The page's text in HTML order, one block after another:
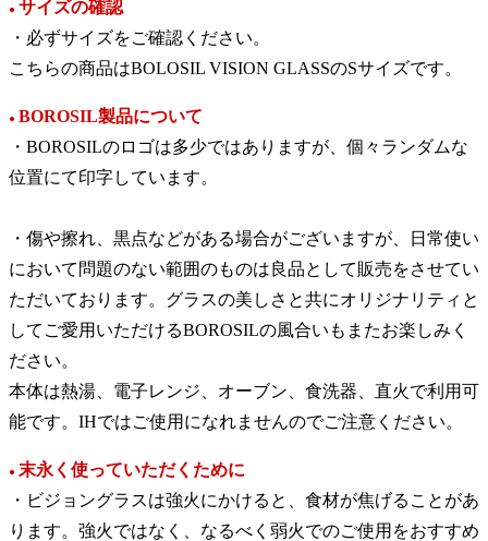
● サイズの確認
・必ずサイズをご確認ください。
こちらの商品はBOLOSIL VISION GLASSのSサイズです。
● BOROSIL製品について
・BOROSILのロゴは多少ではありますが、個々ランダムな
位置にて印字しています。
・傷や擦れ、黒点などがある場合がございますが、日常使い
において問題のない範囲のものは良品として販売をさせてい
ただいております。グラスの美しさと共にオリジナリティと
してご愛用いただけるBOROSILの風合いもまたお楽しみく
ださい。
本体は熱湯、電子レンジ、オーブン、食洗器、直火で利用可
能です。IHではご使用になれませんのでご注意ください。
● 末永く使っていただくために
・ビジョングラスは強火にかけると、食材が焦げることがあ
ります。強火ではなく、なるべく弱火でのご使用をおすすめ